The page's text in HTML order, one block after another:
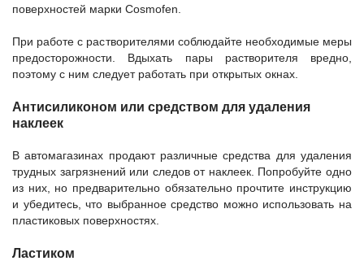
поверхностей марки Cosmofen.
При работе с растворителями соблюдайте необходимые меры
предосторожности. Вдыхать пары растворителя вредно,
поэтому с ним следует работать при открытых окнах.
Антисиликоном или средством для удаления
наклеек
В автомагазинах продают различные средства для удаления
трудных загрязнений или следов от наклеек. Попробуйте одно
из них, но предварительно обязательно прочтите инструкцию
и убедитесь, что выбранное средство можно использовать на
пластиковых поверхностях.
Ластиком